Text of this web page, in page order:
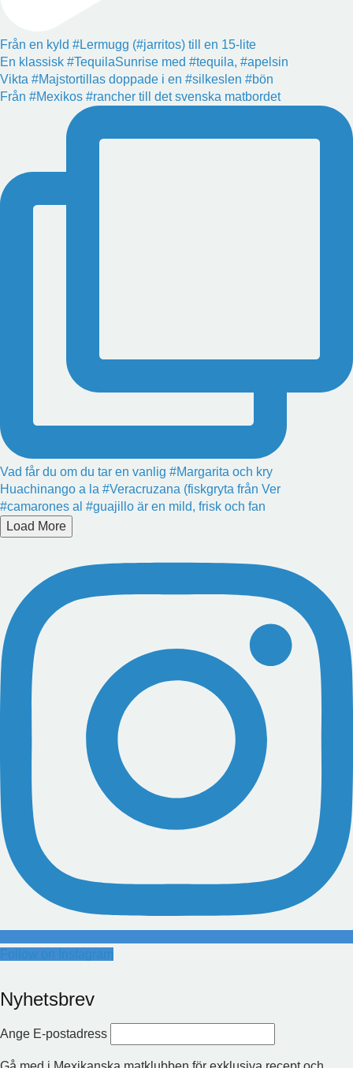
Från en kyld #Lermugg (#jarritos) till en 15-lite
En klassisk #TequilaSunrise med #tequila, #apelsin
Vikta #Majstortillas doppade i en #silkeslen #bön
Från #Mexikos #rancher till det svenska matbordet
Vad får du om du tar en vanlig #Margarita och kry
Huachinango a la #Veracruzana (fiskgryta från Ver
#camarones al #guajillo är en mild, frisk och fan
Load More
Nyhetsbrev
Ange E-postadress